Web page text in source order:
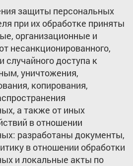
защиты персональных
при их обработке приняты
организационные и
несанкционированного,
случайного доступа к
уничтожения,
копирования,
а также от иных
в отношении
разработаны документы,
в отношении обработки
и локальные акты по